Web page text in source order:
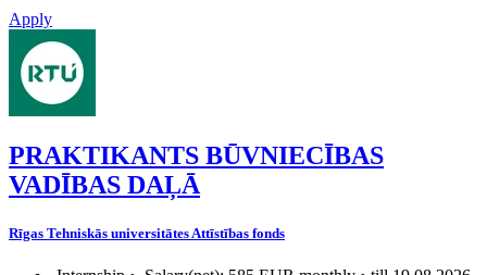
Apply
PRAKTIKANTS BŪVNIECĪBAS
VADĪBAS DAĻĀ
Rīgas Tehniskās universitātes Attīstības fonds